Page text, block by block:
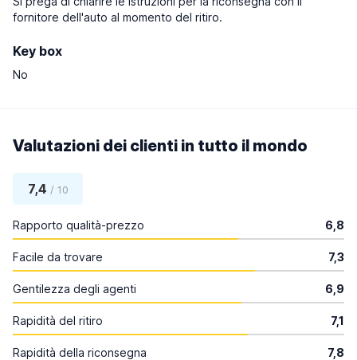
fornitore dell'auto al momento del ritiro.
Key box
No
Valutazioni dei clienti in tutto il mondo
7,4 / 10
Rapporto qualità-prezzo 6,8
Facile da trovare 7,3
Gentilezza degli agenti 6,9
Rapidità del ritiro 7,1
Rapidità della riconsegna 7,8